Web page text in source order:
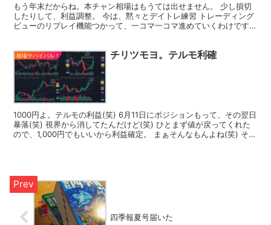
もう年末だからね。本チャン相場はもうては出せません。 少し損切
したりして、利益調整。 今は、黙々とデイトレ練習 トレーディング
ビューのリプレイ機能つかって、一コマ一コマ進めていくわけですよ
相場サバイバル！ チリツモヨ。テルモ利確
1000円よ。テルモの利益(笑) 6月11日にポジションもって、その翌日
暴落(笑) 視界から消してたんだけど(笑) ひとまず値が戻ってくれた
ので、1,000円でもいいから利益確定。 まぁそんなもんよね(笑) そう
四季報夏号届いた